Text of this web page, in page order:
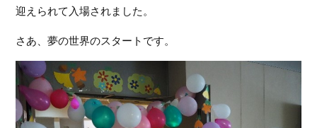
ブ
っ
迎えられて入場されました。
さあ、夢の世界のスタートです。